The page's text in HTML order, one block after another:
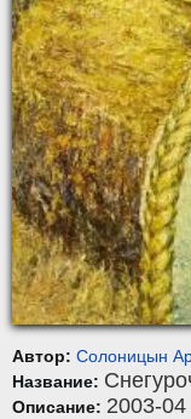
Автор: Солоницын
Название:
Описание: 2003-04